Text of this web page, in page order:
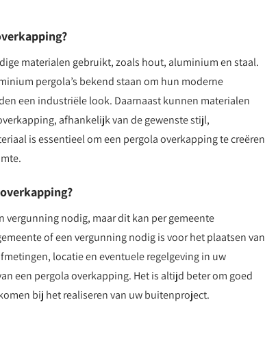
materialen gebruikt, zoals hout, aluminium en staal.
pergola’s bekend staan om hun moderne
een industriële look. Daarnaast kunnen materialen
afhankelijk van de gewenste stijl,
is essentieel om een pergola overkapping te creëren
vergunning nodig, maar dit kan per gemeente
of een vergunning nodig is voor het plaatsen van
locatie en eventuele regelgeving in uw
een pergola overkapping. Het is altijd beter om goed
bij het realiseren van uw buitenproject.